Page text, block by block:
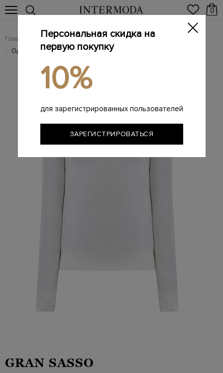
0
Главная Мужчинам / Одежда / Трикотаж
/ Однотонная водолазка из тонкой шерстяной пряжи
GRAN SASSO
Персональная скидка на
первую покупку
10%
для зарегистрированных пользователей
ЗАРЕГИСТРИРОВАТЬСЯ